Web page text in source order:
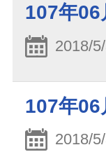
107年06
2018/
107年06
2018/